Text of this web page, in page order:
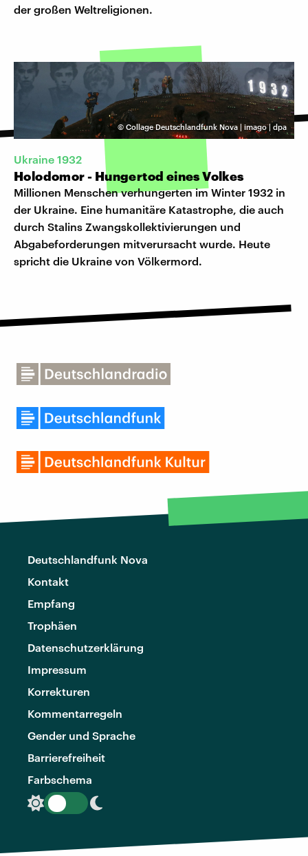
der großen Weltreligionen.
©Collage Deutschlandfunk Nova | imago | dpa
Ukraine 1932
Holodomor - Hungertod eines Volkes
Millionen Menschen verhungerten im Winter 1932 in
der Ukraine. Eine humanitäre Katastrophe, die auch
durch Stalins Zwangskollektivierungen und
Abgabeforderungen mitverursacht wurde. Heute
spricht die Ukraine von Völkermord.
Deutschlandfunk Nova
Kontakt
Empfang
Trophäen
Datenschutzerklärung
Impressum
Korrekturen
Kommentarregeln
Gender und Sprache
Barrierefreiheit
Farbschema